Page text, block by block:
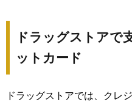
ドラッグストアで
ットカード
ドラッグストアでは、クレ